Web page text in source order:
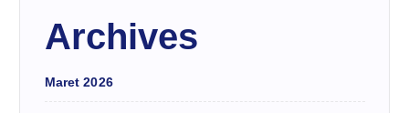
Archives
Maret 2026